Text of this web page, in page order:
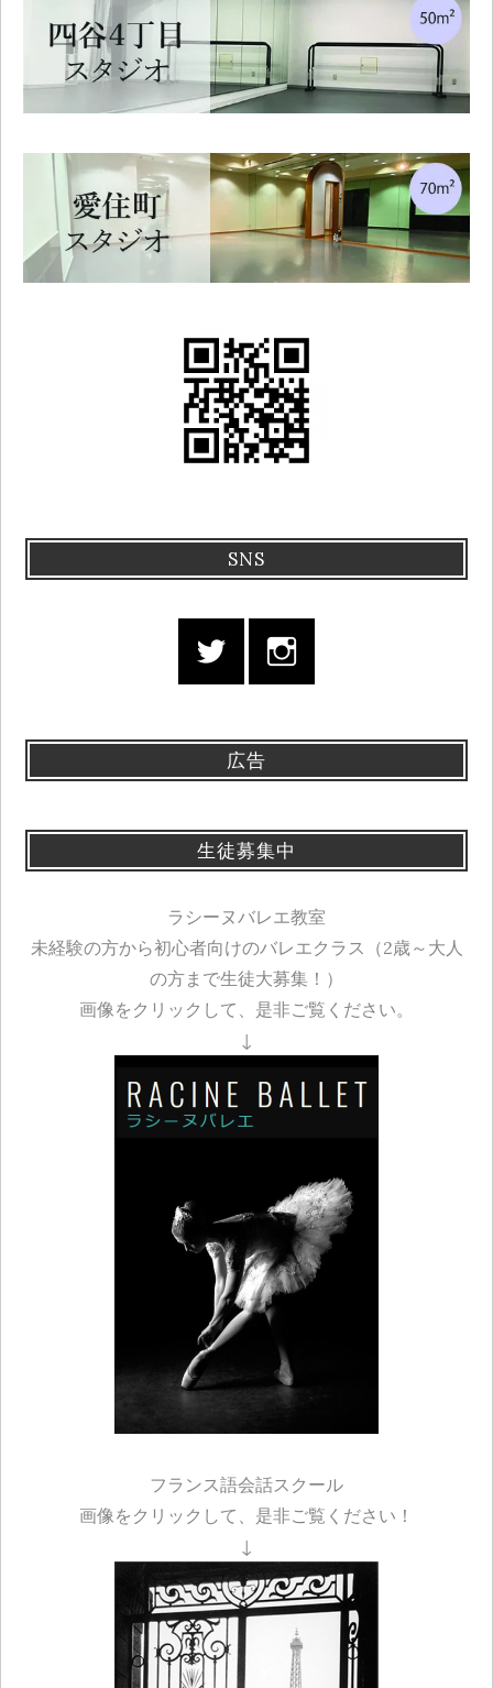
SNS
広告
生徒募集中
ラシーヌバレエ教室
未経験の方から初心者向けのバレエクラス（2歳～大人
の方まで生徒大募集！）
画像をクリックして、是非ご覧ください。
↓
フランス語会話スクール
画像をクリックして、是非ご覧ください！
↓